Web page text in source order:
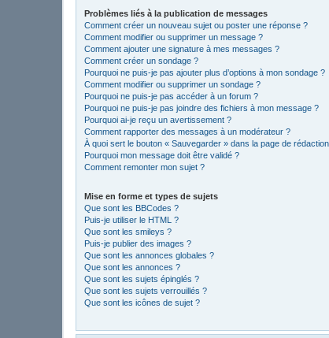
Problèmes liés à la publication de messages
Comment créer un nouveau sujet ou poster une réponse ?
Comment modifier ou supprimer un message ?
Comment ajouter une signature à mes messages ?
Comment créer un sondage ?
Pourquoi ne puis-je pas ajouter plus d’options à mon sondage ?
Comment modifier ou supprimer un sondage ?
Pourquoi ne puis-je pas accéder à un forum ?
Pourquoi ne puis-je pas joindre des fichiers à mon message ?
Pourquoi ai-je reçu un avertissement ?
Comment rapporter des messages à un modérateur ?
À quoi sert le bouton « Sauvegarder » dans la page de
Pourquoi mon message doit être validé ?
Comment remonter mon sujet ?
Mise en forme et types de sujets
Que sont les BBCodes ?
Puis-je utiliser le HTML ?
Que sont les smileys ?
Puis-je publier des images ?
Que sont les annonces globales ?
Que sont les annonces ?
Que sont les sujets épinglés ?
Que sont les sujets verrouillés ?
Que sont les icônes de sujet ?